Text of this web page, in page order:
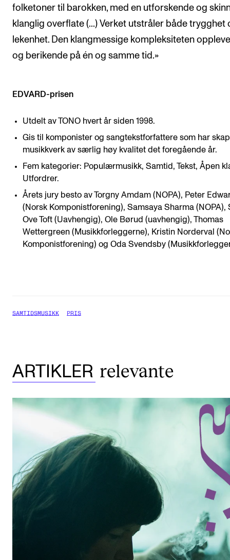
folketoner til barokken, med en utforskende og
klanglig overflate (...) Verket utstråler både trygghet
lekenhet. Den klangmessige kompleksiteten
og berikende på én og samme tid.»
EDVARD-prisen
Utdelt av TONO hvert år siden 1998.
Gis til komponister og sangtekstforfattere som har
musikkverk av særlig høy kvalitet det foregående år.
Fem kategorier: Populærmusikk, Samtid, Tekst, Åpen
Utfordrer.
Årets jury besto av Torgny Amdam (NOPA), Peter
(Norsk Komponistforening), Samsaya Sharma (NOPA),
Ove Toft (Uavhengig), Ole Børud (uavhengig), Thomas
Wettergreen (Musikkforleggerne), Kristin Norderval
Komponistforening) og Oda Svendsby
SAMTIDSMUSIKK PRIS
ARTIKLER relevante